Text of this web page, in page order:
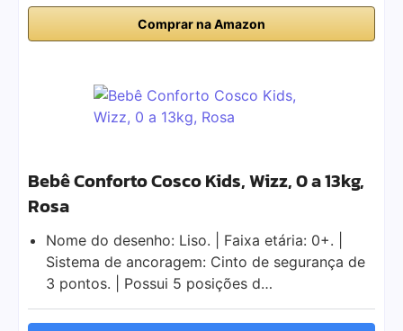
Comprar na Amazon
Bebê Conforto Cosco Kids, Wizz, 0 a 13kg,
Rosa
Nome do desenho: Liso. | Faixa etária: 0+. |
Sistema de ancoragem: Cinto de segurança de
3 pontos. | Possui 5 posições d…